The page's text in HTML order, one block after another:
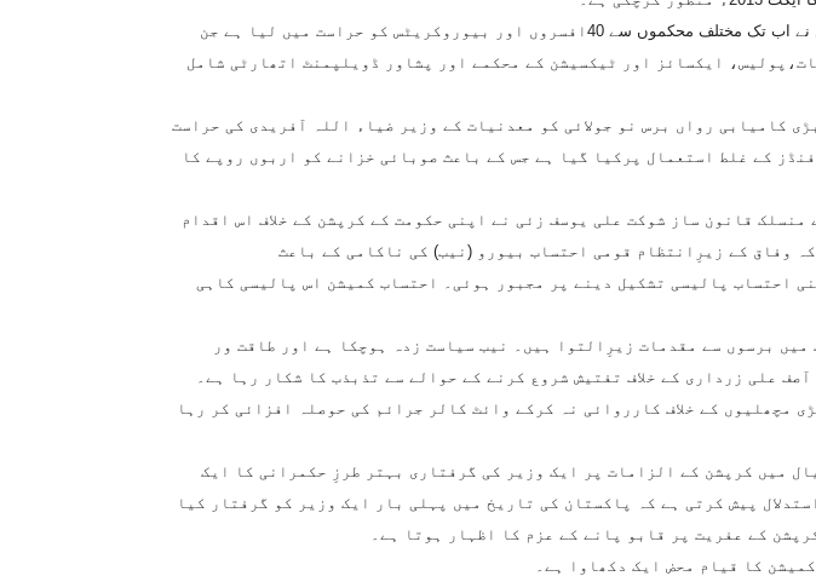
خیبرپختونخوا احتساب کمیشن نے اب تک مختلف محکموں سے 40افسروں اور بیوروکریٹس کو حراست میں لیا ہے جن
ایکسائز اور ٹیکسیشن کے محکمے اور پشاور ڈویلپمنٹ اتھارٹی شامل
کامیابی رواں برس نو جولائی کو معدنیات کے وزیر ضیاء اللہ آفریدی کی حراست
فنڈز کے غلط استعمال پرکیا گیا ہے جس کے باعث صوبائی خزانے کو اربوں روپے کا
منسلک قانون ساز شوکت علی یوسف زئی نے اپنی حکومت کے کرپشن کے خلاف اس اقدام
وفاق کے زیرِانتظام قومی احتساب بیورو (نیب) کی ناکامی کے باعث
احتساب پالیسی تشکیل دینے پر مجبور ہوئی۔ احتساب کمیشن اس پالیسی کاہی
میں برسوں سے مقدمات زیرِالتوا ہیں۔ نیب سیاست زدہ ہوچکا ہے اور طاقت ور
علی زرداری کے خلاف تفتیش شروع کرنے کے حوالے سے تذبذب کا شکار رہا ہے۔
مچھلیوں کے خلاف کارروائی نہ کرکے وائٹ کالر جرائم کی حوصلہ افزائی کر رہا
میں کرپشن کے الزامات پر ایک وزیر کی گرفتاری بہتر طرزِ حکمرانی کا ایک
پیش کرتی ہے کہ پاکستان کی تاریخ میں پہلی بار ایک وزیر کو گرفتار کیا
کے عفریت پر قابو پانے کے عزم کا اظہار ہوتا ہے۔
کا قیام محض ایک دکھاوا ہے۔